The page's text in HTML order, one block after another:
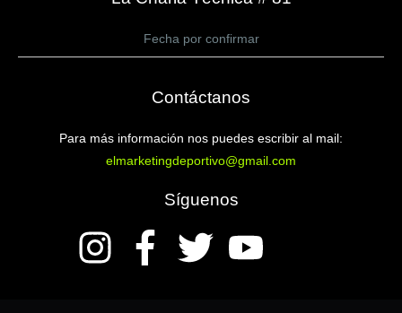
Fecha por confirmar
Contáctanos
Para más información nos puedes escribir al mail:
elmarketingdeportivo@gmail.com
Síguenos